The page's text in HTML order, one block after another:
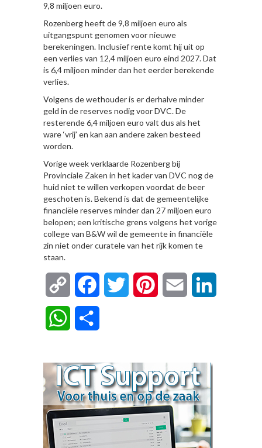
9,8 miljoen euro.
Rozenberg heeft de 9,8 miljoen euro als
uitgangspunt genomen voor nieuwe
berekeningen. Inclusief rente komt hij uit op
een verlies van 12,4 miljoen euro eind 2027. Dat
is 6,4 miljoen minder dan het eerder berekende
verlies.
Volgens de wethouder is er derhalve minder
geld in de reserves nodig voor DVC. De
resterende 6,4 miljoen euro valt dus als het
ware ‘vrij’ en kan aan andere zaken besteed
worden.
Vorige week verklaarde Rozenberg bij
Provinciale Zaken in het kader van DVC nog de
huid niet te willen verkopen voordat de beer
geschoten is. Bekend is dat de gemeentelijke
financiële reserves minder dan 27 miljoen euro
belopen; een kritische grens volgens het vorige
college van B&W wil de gemeente in financiële
zin niet onder curatele van het rijk komen te
staan.
Copy
Link
FacebookTwitter Pinterest Email
WhatsApp